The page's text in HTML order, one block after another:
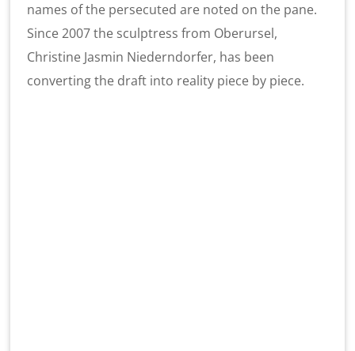
names of the persecuted are noted on the pane.
Since 2007 the sculptress from Oberursel,
Christine Jasmin Niederndorfer, has been
converting the draft into reality piece by piece.